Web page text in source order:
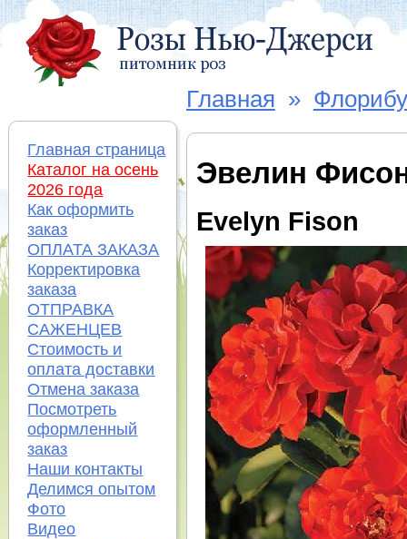
Главная »
Эвелин
Evelyn Fison
Главная страница
Каталог на осень
2026 года
Как оформить
заказ
ОПЛАТА ЗАКАЗА
Корректировка
заказа
ОТПРАВКА
САЖЕНЦЕВ
Стоимость и
оплата доставки
Отмена заказа
Посмотреть
оформленный
заказ
Наши контакты
Делимся опытом
Фото
Видео